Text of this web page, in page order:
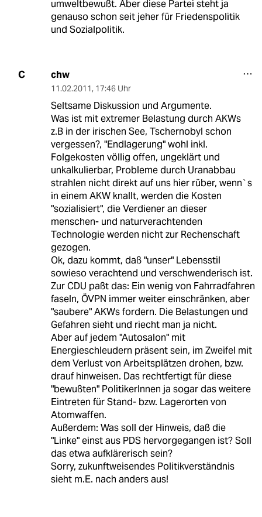
umweltbewußt. Aber diese Partei steht ja
genauso schon seit jeher für Friedenspolitik
und Sozialpolitik.
C chw
11.02.2011, 17:46 Uhr
Seltsame Diskussion und Argumente.
Was ist mit extremer Belastung durch AKWs
z.B in der irischen See, Tschernobyl schon
vergessen?, "Endlagerung" wohl inkl.
Folgekosten völlig offen, ungeklärt und
unkalkulierbar, Probleme durch Uranabbau
strahlen nicht direkt auf uns hier rüber, wenn`s
in einem AKW knallt, werden die Kosten
"sozialisiert", die Verdiener an dieser
menschen- und naturverachtenden
Technologie werden nicht zur Rechenschaft
gezogen.
Ok, dazu kommt, daß "unser" Lebensstil
sowieso verachtend und verschwenderisch ist.
Zur CDU paßt das: Ein wenig von Fahrradfahren
faseln, ÖVPN immer weiter einschränken, aber
"saubere" AKWs fordern. Die Belastungen und
Gefahren sieht und riecht man ja nicht.
Aber auf jedem "Autosalon" mit
Energieschleudern präsent sein, im Zweifel mit
dem Verlust von Arbeitsplätzen drohen, bzw.
drauf hinweisen. Das rechtfertigt für diese
"bewußten" PolitikerInnen ja sogar das weitere
Eintreten für Stand- bzw. Lagerorten von
Atomwaffen.
Außerdem: Was soll der Hinweis, daß die
"Linke" einst aus PDS hervorgegangen ist? Soll
das etwa aufklärerisch sein?
Sorry, zukunftweisendes Politikverständnis
sieht m.E. nach anders aus!